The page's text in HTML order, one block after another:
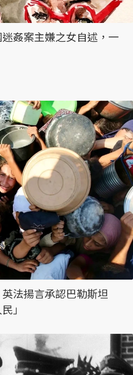
姦案主嫌之女自述，一
法揚言承認巴勒斯坦
」